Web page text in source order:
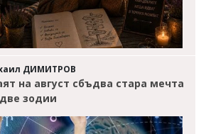
ДИМИТРОВ
на август сбъдва стара мечта
зодии